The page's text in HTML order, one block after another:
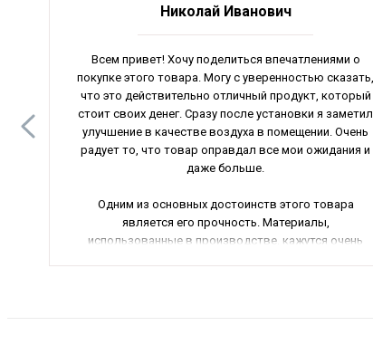
Николай Иванович
Всем привет! Хочу поделиться впечатлениями о
покупке этого товара. Могу с уверенностью сказать,
что это действительно отличный продукт, который
стоит своих денег. Сразу после установки я заметил
улучшение в качестве воздуха в помещении. Очень
радует то, что товар оправдал все мои ожидания и
даже больше.
Одним из основных достоинств этого товара
является его прочность. Материалы,
использованные в производстве, кажутся очень